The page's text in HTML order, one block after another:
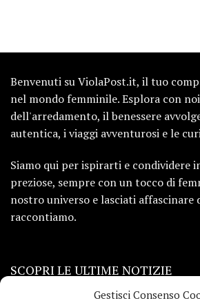
Gestisci Consenso
Benvenuti su ViolaPost.it, il tuo
nel mondo femminile. Esplora con
dell'arredamento, il benessere
autentica, i viaggi avventurosi e le
Siamo qui per ispirarti e condividere
preziose, sempre con un tocco di
nostro universo e lasciati affascinare
raccontiamo.
SCOPRI LE ULTIME NOTIZIE